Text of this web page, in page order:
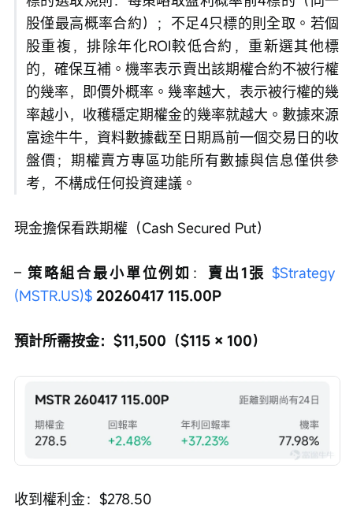
股僅最高概率合約）；不足4只標的則全取。若個
股重複，排除年化ROI較低合約，重新選其他標
的，確保互補。機率表示賣出該期權合約不被行權
的幾率，即價外概率。幾率越大，表示被行權的幾
率越小，收穫穩定期權金的幾率就越大。數據來源
富途牛牛，資料數據截至日期爲前一個交易日的收
盤價；期權賣方專區功能所有數據與信息僅供參
考，不構成任何投資建議。
現金擔保看跌期權（Cash Secured Put）
– 策略組合最小單位例如 ： 賣出1張 $Strategy
(MSTR.US)$ 20260417 115.00P
預計所需按金：$11,500（$115 × 100）
收到權利金：$278.50